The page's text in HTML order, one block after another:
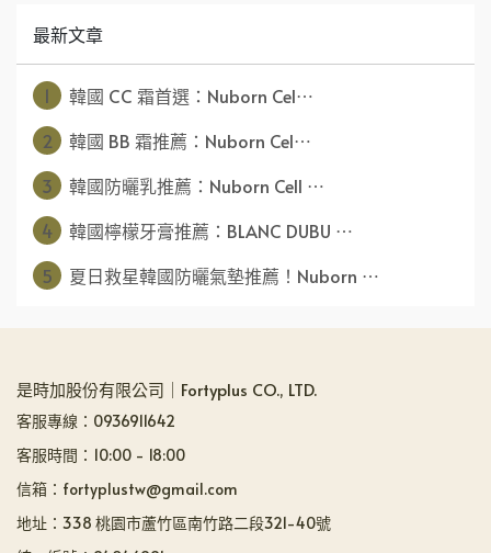
最新文章
1
韓國 CC 霜首選：Nuborn Cel⋯
2
韓國 BB 霜推薦：Nuborn Cel⋯
3
韓國防曬乳推薦：Nuborn Cell ⋯
4
韓國檸檬牙膏推薦：BLANC DUBU ⋯
5
夏日救星韓國防曬氣墊推薦！Nuborn ⋯
是時加股份有限公司｜Fortyplus CO., LTD.
客服專線：0936911642
客服時間：10:00 - 18:00
信箱：fortyplustw@gmail.com
地址：338 桃園市蘆竹區南竹路二段321-40號